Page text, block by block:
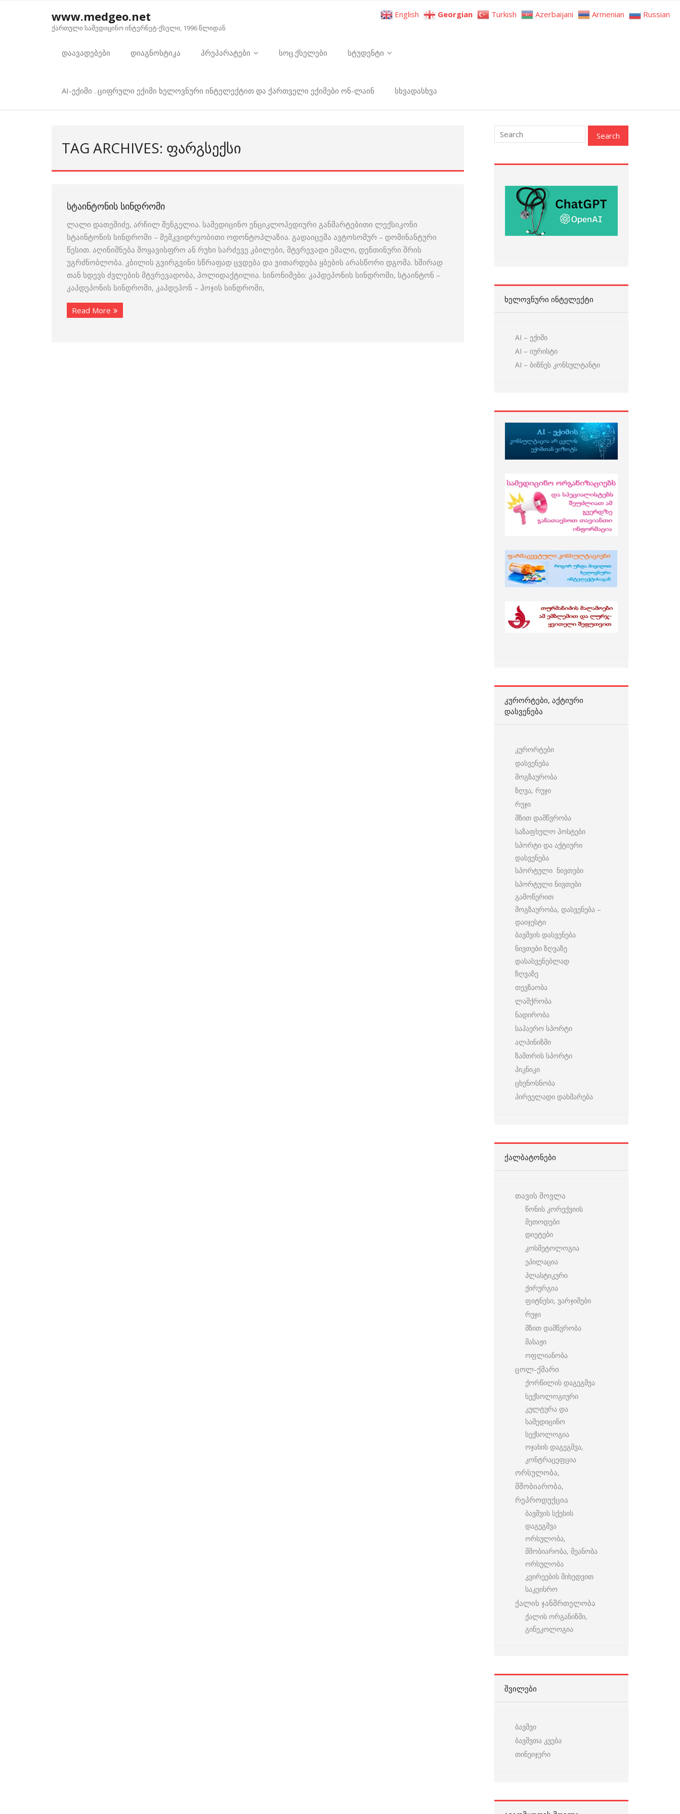
www.medgeo.net
ქართული სამედიცინო ინტერნეტ-ქსელი, 1996 წლიდან
დაავადებები დიაგნოსტიკა პრეპარატები სოც.ქსელები სტუდენტი
AI-ექიმი . ციფრული ექიმი ხელოვნური ინტელექტით და ქართველი ექიმები ონ-ლაინ სხვადასხვა
TAG ARCHIVES: ᲤᲐᲠᲒᲡᲔᲥᲡᲘ
ᲡᲢᲐᲘᲜᲢᲝᲜᲘᲡ ᲡᲘᲜᲓᲠᲝᲛᲘ
ლალი დათეშიძე, არჩილ შენგელია. სამედიცინო ენციკლოპედიური განმარტებითი ლექსიკონი
სტაინტონის სინდრომი – მემკვიდრეობითი ოდონტოპლაზია. გადაიცემა ავტოსომურ – დომინანტური
წესით. აღინიშნება მოყავისფრო ან რუხი სარძევე კბილები, მტვრევადი ემალი, დენთინური შრის
უგრძნობლობა. კბილის გვირგვინი სწრაფად ცვდება და ვითარდება ყბების არასწორი დგომა. ხშირად
თან სდევს ძვლების მტვრევადობა, პოლიდაქტილია. სინონიმები: კაპდეპონის სინდრომი, სტაინტონ –
კაპდეპონის სინდრომი, კაპდეპონ – ჰოჯის სინდრომი,
Read More
ᲮᲔᲚᲝᲕᲜᲣᲠᲘ ᲘᲜᲢᲔᲚᲔᲥᲢᲘ
AI – ექიმი
AI – იურისტი
AI – ბიზნეს კონსულტანტი
ᲙᲣᲠᲝᲠᲢᲔᲑᲘ, ᲐᲥᲢᲘᲣᲠᲘ
ᲓᲐᲡᲕᲔᲜᲔᲑᲐ
კურორტები
დასვენება
მოგზაურობა
ზღვა, რუჯი
რუჯი
მზით დამწვრობა
საზაფხულო პოსტები
სპორტი და აქტიური
დასვენება
სპორტული ნივთები
სპორტული ნივთები
გამოწერით
მოგზაურობა, დასვენება –
დაიჯესტი
ბავშვის დასვენება
ნივთები ზღვაზე
დასასვენებლად
ზღვაზე
თევზაობა
ლაშქრობა
ნადირობა
საჰაერო სპორტი
ალპინიზმი
ზამთრის სპორტი
პიკნიკი
ცხენოსნობა
პირველადი დახმარება
ᲥᲐᲚᲑᲐᲢᲝᲜᲔᲑᲘ
თავის მოვლა
წონის კორექვიის
მეთოდები
დიეტები
კოსმეტოლოგია
ეპილაცია
პლასტიკური
ქირურგია
ფიტნესი, ვარჯიშები
რუჯი
მზით დამწვრობა
მასაჟი
ოფლიანობა
ცოლ-ქმარი
ქორწილის დაგეგმვა
სექსოლოგიური
კულტურა და
სამედიცინო
სექსოლოგია
ოჯახის დაგეგმვა,
კონტრაცეფცია
ორსულობა,
მშობიარობა,
რეპროდუქცია
ბავშვის სქესის
დაგეგმვა
ორსულობა,
მშობიარობა, მეანობა
ორსულობა
კვირეების მიხედვით
საკეისრო
ქალის ჯანმრთელობა
ქალის ორგანიზმი,
გინეკოლოგია
ᲨᲕᲘᲚᲔᲑᲘ
ბავშვი
ბავშვთა კვება
თინეიჯერი
English Georgian Turkish Azerbaijani Armenian Russian